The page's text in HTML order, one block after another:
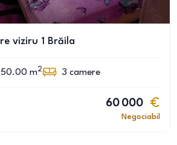
viziru 1 Brăila
50.00 m2 3 camere
60 000
Negociabil